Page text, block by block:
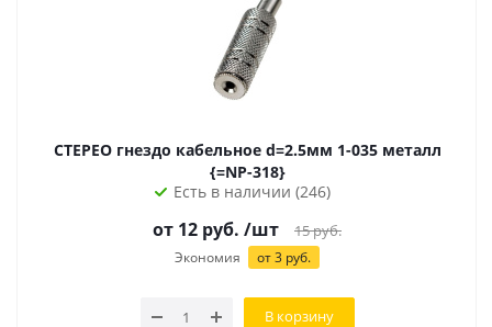
СТЕРЕО гнездо кабельное d=2.5мм 1-035 металл
{=NP-318}
Есть в наличии (246)
от 12 руб. /шт 15руб.
Экономия от3 руб.
В корзину